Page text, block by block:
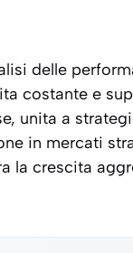
delle
costante e
unita a
in mercati
la crescita